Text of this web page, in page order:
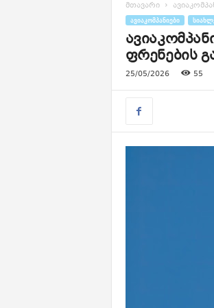
e
მთავარი
ᲐᲕᲘᲐᲙᲝᲛᲞᲐᲜᲘᲔᲑᲘ
ფრენების
25/05/2026 55